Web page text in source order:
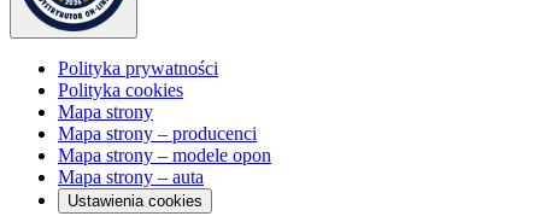
Polityka prywatności
Polityka cookies
Mapa strony
Mapa strony – producenci
Mapa strony – modele opon
Mapa strony – auta
Ustawienia cookies